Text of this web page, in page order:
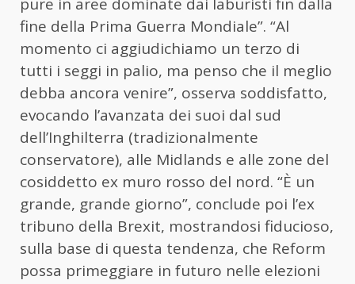
fine della Prima Guerra Mondiale”. “Al
momento ci aggiudichiamo un terzo di
tutti i seggi in palio, ma penso che il meglio
debba ancora venire”, osserva soddisfatto,
evocando l’avanzata dei suoi dal sud
dell’Inghilterra (tradizionalmente
conservatore), alle Midlands e alle zone del
cosiddetto ex muro rosso del nord. “È un
grande, grande giorno”, conclude poi l’ex
tribuno della Brexit, mostrandosi fiducioso,
sulla base di questa tendenza, che Reform
possa primeggiare in futuro nelle elezioni